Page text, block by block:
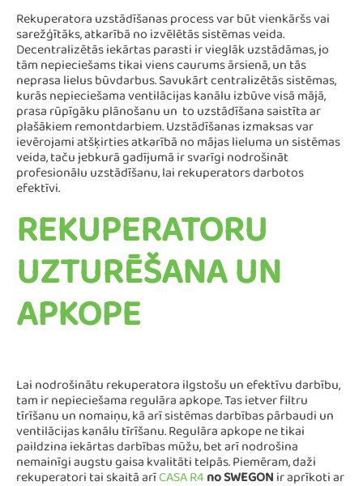
Rekuperatora uzstādīšanas process var būt vienkāršs vai
sarežģītāks, atkarībā no izvēlētās sistēmas veida.
Decentralizētās iekārtas parasti ir vieglāk uzstādāmas, jo
tām nepieciešams tikai viens caurums ārsienā, un tās
neprasa lielus būvdarbus. Savukārt centralizētās sistēmas,
kurās nepieciešama ventilācijas kanālu izbūve visā mājā,
prasa rūpīgāku plānošanu un to uzstādīšana saistīta ar
plašākiem remontdarbiem. Uzstādīšanas izmaksas var
ievērojami atšķirties atkarībā no mājas lieluma un sistēmas
veida, taču jebkurā gadījumā ir svarīgi nodrošināt
profesionālu uzstādīšanu, lai rekuperators darbotos
efektīvi.
REKUPERATORU
UZTURĒŠANA UN
APKOPE
Lai nodrošinātu rekuperatora ilgstošu un efektīvu darbību,
tam ir nepieciešama regulāra apkope. Tas ietver filtru
tīrīšanu un nomaiņu, kā arī sistēmas darbības pārbaudi un
ventilācijas kanālu tīrīšanu. Regulāra apkope ne tikai
paildzina iekārtas darbības mūžu, bet arī nodrošina
nemainīgi augstu gaisa kvalitāti telpās. Piemēram, daži